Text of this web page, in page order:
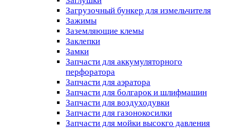
Загрузочный бункер для измельчителя
Зажимы
Заземляющие клемы
Заклепки
Замки
Запчасти для аккумуляторного
перфоратора
Запчасти для аэратора
Запчасти для болгарок и шлифмашин
Запчасти для воздуходувки
Запчасти для газонокосилки
Запчасти для мойки высокго давления